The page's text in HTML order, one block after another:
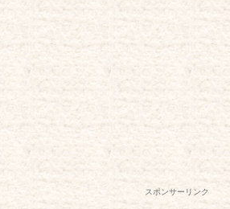
スポンサーリンク